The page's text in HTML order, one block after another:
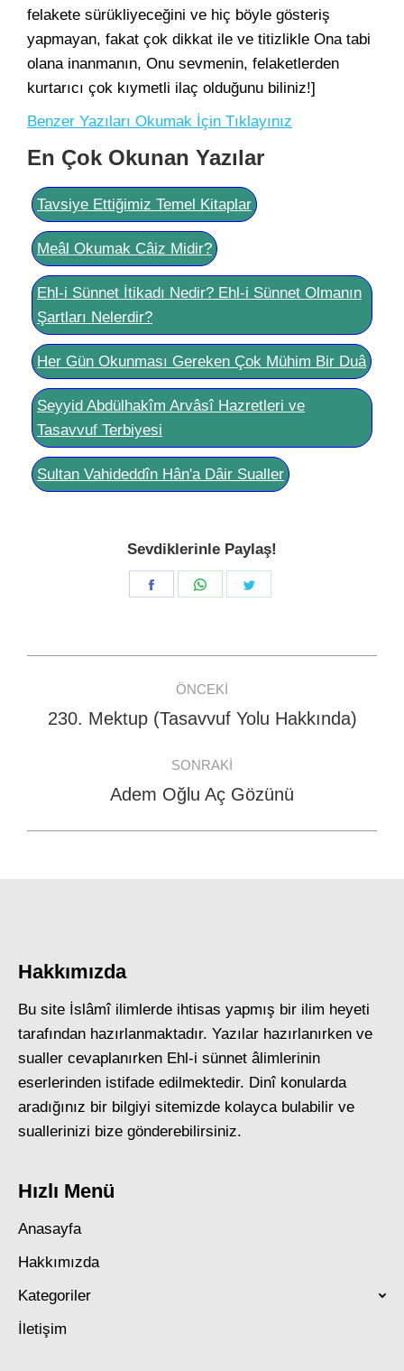
felakete sürükliyeceğini ve hiç böyle gösteriş
yapmayan, fakat çok dikkat ile ve titizlikle Ona tabi
olana inanmanın, Onu sevmenin, felaketlerden
kurtarıcı çok kıymetli ilaç olduğunu biliniz!]
Benzer Yazıları Okumak İçin Tıklayınız
En Çok Okunan Yazılar
Tavsiye Ettiğimiz Temel Kitaplar
Meâl Okumak Câiz Midir?
Ehl-i Sünnet İtikadı Nedir? Ehl-i Sünnet Olmanın
Şartları Nelerdir?
Her Gün Okunması Gereken Çok Mühim Bir Duâ
Seyyid Abdülhakîm Arvâsî Hazretleri ve
Tasavvuf Terbiyesi
Sultan Vahideddîn Hân'a Dâir Sualler
Sevdiklerinle Paylaş!
Share
Share
navigation
ÖNCEKI
Previous
230. Mektup (Tasavvuf Yolu Hakkında)
SONRAKI
Next
Adem Oğlu Aç Gözünü
Hakkımızda
Bu site İslâmî ilimlerde ihtisas yapmış bir ilim heyeti
tarafından hazırlanmaktadır. Yazılar hazırlanırken ve
sualler cevaplanırken Ehl-i sünnet âlimlerinin
eserlerinden istifade edilmektedir. Dinî konularda
aradığınız bir bilgiyi sitemizde kolayca bulabilir ve
suallerinizi bize gönderebilirsiniz.
Hızlı Menü
Anasayfa
Hakkımızda
Kategoriler
İletişim